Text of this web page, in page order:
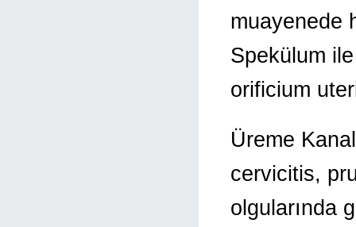
muayenede
Spekülum
orificium
Üreme
cervicitis,
olgularında